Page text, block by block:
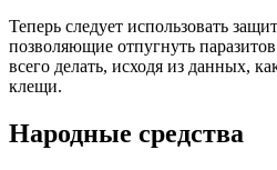
Теперь следует использовать
позволяющие отпугнуть
всего делать, исходя из данных,
клещи.
Народные средства